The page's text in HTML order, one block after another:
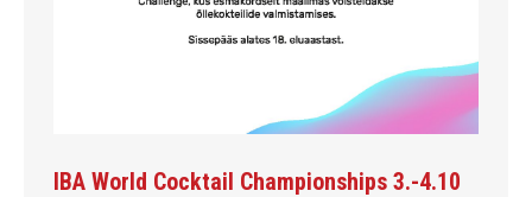
IBA World Cocktail Championships 3.-4.10